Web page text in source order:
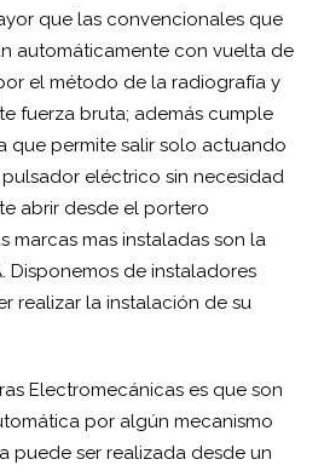
que las convencionales que
automáticamente con vuelta de
el método de la radiografía y
fuerza bruta; además cumple
que permite salir solo actuando
eléctrico sin necesidad
abrir desde el portero
marcas mas instaladas son la
Disponemos de instaladores
realizar la instalación de su
Electromecánicas es que son
por algún mecanismo
puede ser realizada desde un